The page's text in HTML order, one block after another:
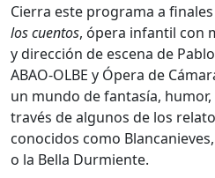
Cierra este programa a
los cuentos, ópera infantil con
y dirección de escena de
ABAO-OLBE y Ópera de
un mundo de fantasía,
través de algunos de los
conocidos como
o la Bella Durmiente.